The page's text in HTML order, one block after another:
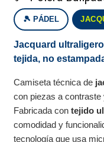
🎾 PÁDEL
Jacquard
tejida, no
Camiseta técnica de
con piezas a contraste
Fabricada contejido
comodidad y
tecnología que usa